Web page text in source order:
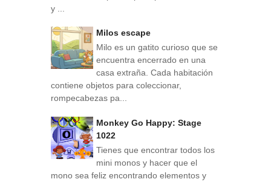
y ...
Milos escape
Milo es un gatito curioso que se
encuentra encerrado en una
casa extraña. Cada habitación
contiene objetos para coleccionar,
rompecabezas pa...
Monkey Go Happy: Stage
1022
Tienes que encontrar todos los
mini monos y hacer que el
mono sea feliz encontrando elementos y